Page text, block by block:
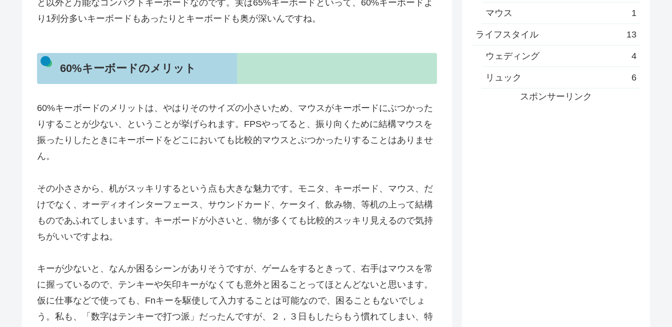
と以外と万能なコンパクトキーボードなのです。実は65%キーボードといって、60%キーボードよ
り1列分多いキーボードもあったりとキーボードも奥が深いんですね。
60%キーボードのメリット
60%キーボードのメリットは、やはりそのサイズの小さいため、マウスがキーボードにぶつかった
りすることが少ない、ということが挙げられます。FPSやってると、振り向くために結構マウスを
振ったりしたときにキーボードをどこにおいても比較的マウスとぶつかったりすることはありませ
ん。
その小ささから、机がスッキリするという点も大きな魅力です。モニタ、キーボード、マウス、だ
けでなく、オーディオインターフェース、サウンドカード、ケータイ、飲み物、等机の上って結構
ものであふれてしまいます。キーボードが小さいと、物が多くても比較的スッキリ見えるので気持
ちがいいですよね。
キーが少ないと、なんか困るシーンがありそうですが、ゲームをするときって、右手はマウスを常
に握っているので、テンキーや矢印キーがなくても意外と困ることってほとんどないと思います。
仮に仕事などで使っても、Fnキーを駆使して入力することは可能なので、困ることもないでしょ
う。私も、「数字はテンキーで打つ派」だったんですが、２，３日もしたらもう慣れてしまい、特
マウス 1
ライフスタイル 13
ウェディング 4
リュック
6
スポンサーリンク